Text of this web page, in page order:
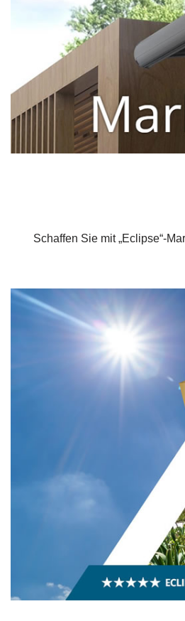
Schaffen Sie mit „Eclipse“-